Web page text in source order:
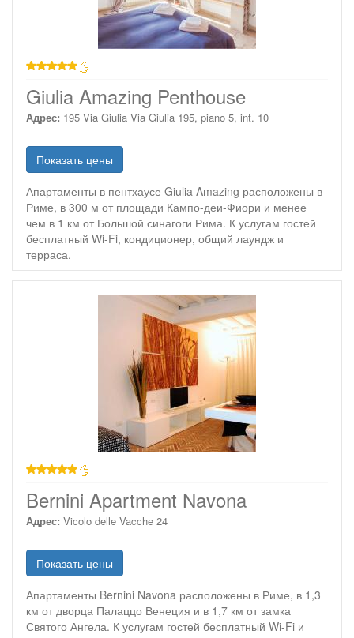
Giulia Amazing Penthouse
Адрес: 195 Via Giulia Via Giulia 195, piano 5, int. 10
Показать цены
Апартаменты в пентхаусе Giulia Amazing расположены в
Риме, в 300 м от площади Кампо-деи-Фиори и менее
чем в 1 км от Большой синагоги Рима. К услугам гостей
бесплатный Wi-Fi, кондиционер, общий лаундж и
терраса.
Bernini Apartment Navona
Адрес: Vicolo delle Vacche 24
Показать цены
Апартаменты Bernini Navona расположены в Риме, в 1,3
км от дворца Палаццо Венеция и в 1,7 км от замка
Святого Ангела. К услугам гостей бесплатный Wi-Fi и